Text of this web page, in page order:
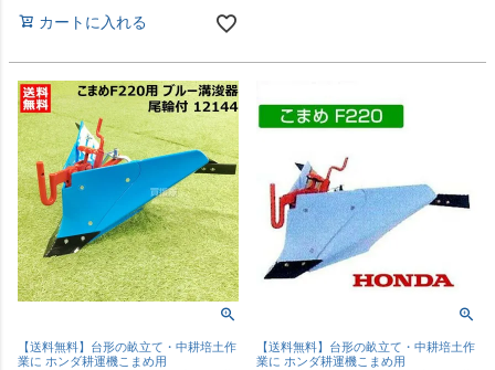
カートに入れる
【送料無料】台形の畝立て・中耕培土作
業に ホンダ耕運機こまめ用
【送料無料】台形の畝立て・中耕培土作
業に ホンダ耕運機こまめ用